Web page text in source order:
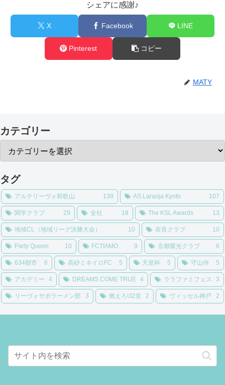
シェアに感謝♪
X Facebook LINE
Pinterest コピー
MATY
カテゴリー
タグ
アルテリーヴォ和歌山 139 AS.Laranja Kyoto 107
関学クラブ 29 全社 18 The KSL Awards 13
地域CL（地域リーグ決勝大会） 10 奈良クラブ 10
Party Queen 10 FCTIAMO 9 京都紫光クラブ 6
634朝市 6 高砂ミネイロFC 5 天皇杯 5 守山侍 5
アカデミー 4 DREAMS COME TRUE 4 ララファミフェス 3
リーヴォサポラーメン部 3 燃えろ!J2党 2 ヴィッセル神戸 2